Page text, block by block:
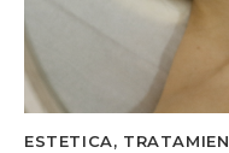
ESTETICA,